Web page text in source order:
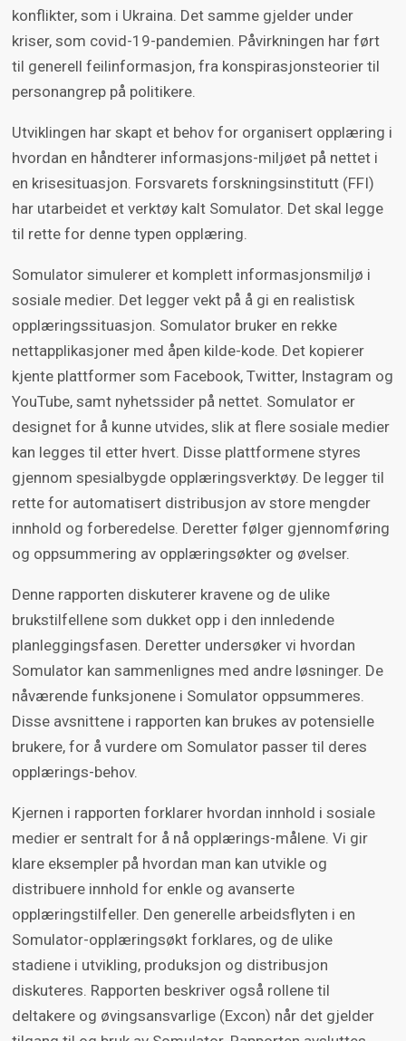
konflikter, som i Ukraina. Det samme gjelder under
kriser, som covid-19-pandemien. Påvirkningen har ført
til generell feilinformasjon, fra konspirasjonsteorier til
personangrep på politikere.
Utviklingen har skapt et behov for organisert opplæring i
hvordan en håndterer informasjons-miljøet på nettet i
en krisesituasjon. Forsvarets forskningsinstitutt (FFI)
har utarbeidet et verktøy kalt Somulator. Det skal legge
til rette for denne typen opplæring.
Somulator simulerer et komplett informasjonsmiljø i
sosiale medier. Det legger vekt på å gi en realistisk
opplæringssituasjon. Somulator bruker en rekke
nettapplikasjoner med åpen kilde-kode. Det kopierer
kjente plattformer som Facebook, Twitter, Instagram og
YouTube, samt nyhetssider på nettet. Somulator er
designet for å kunne utvides, slik at flere sosiale medier
kan legges til etter hvert. Disse plattformene styres
gjennom spesialbygde opplæringsverktøy. De legger til
rette for automatisert distribusjon av store mengder
innhold og forberedelse. Deretter følger gjennomføring
og oppsummering av opplæringsøkter og øvelser.
Denne rapporten diskuterer kravene og de ulike
brukstilfellene som dukket opp i den innledende
planleggingsfasen. Deretter undersøker vi hvordan
Somulator kan sammenlignes med andre løsninger. De
nåværende funksjonene i Somulator oppsummeres.
Disse avsnittene i rapporten kan brukes av potensielle
brukere, for å vurdere om Somulator passer til deres
opplærings-behov.
Kjernen i rapporten forklarer hvordan innhold i sosiale
medier er sentralt for å nå opplærings-målene. Vi gir
klare eksempler på hvordan man kan utvikle og
distribuere innhold for enkle og avanserte
opplæringstilfeller. Den generelle arbeidsflyten i en
Somulator-opplæringsøkt forklares, og de ulike
stadiene i utvikling, produksjon og distribusjon
diskuteres. Rapporten beskriver også rollene til
deltakere og øvingsansvarlige (Excon) når det gjelder